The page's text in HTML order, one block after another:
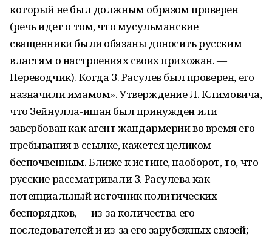
который не был должным образом проверен
(речь идет о том, что мусульманские
священники были обязаны доносить русским
властям о настроениях своих прихожан. —
Переводчик). Когда З. Расулев был проверен, его
назначили имамом». Утверждение Л. Климовича,
что Зейнулла-ишан был принужден или
завербован как агент жандармерии во время его
пребывания в ссылке, кажется целиком
беспочвенным. Ближе к истине, наоборот, то, что
русские рассматривали З. Расулева как
потенциальный источник политических
беспорядков, — из-за количества его
последователей и из-за его зарубежных связей;